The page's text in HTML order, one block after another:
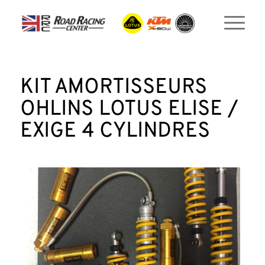
KIT AMORTISSEURS
OHLINS LOTUS ELISE /
EXIGE 4 CYLINDRES